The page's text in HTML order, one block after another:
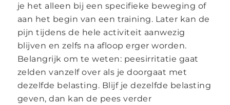
je het alleen bij een specifieke beweging of
aan het begin van een training. Later kan de
pijn tijdens de hele activiteit aanwezig
blijven en zelfs na afloop erger worden.
Belangrijk om te weten: peesirritatie gaat
zelden vanzelf over als je doorgaat met
dezelfde belasting. Blijf je dezelfde belasting
geven, dan kan de pees verder